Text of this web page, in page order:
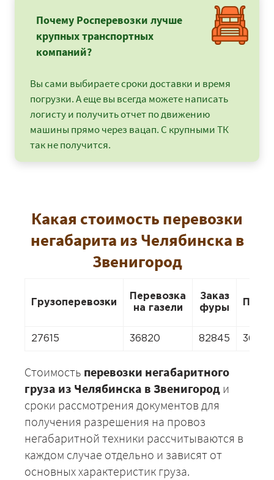
Почему Росперевозки лучше
крупных транспортных
компаний?
Вы сами выбираете сроки доставки и время
погрузки. А еще вы всегда можете написать
логисту и получить отчет по движению
машины прямо через вацап. С крупными ТК
так не получится.
Какая стоимость перевозки
негабарита из Челябинска в
Звенигород
Грузоперевозки
Перевозка
на газели
Заказ
фуры
27615 36820 82845 36820
Стоимость перевозки негабаритного
груза из Челябинска в Звенигород и
сроки рассмотрения документов для
получения разрешения на провоз
негабаритной техники рассчитываются в
каждом случае отдельно и зависят от
основных характеристик груза.